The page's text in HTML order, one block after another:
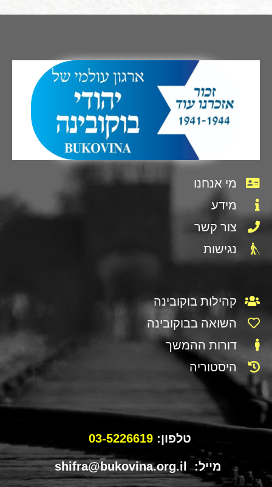
מי אנחנו
מידע
צור קשר
נגישות
קהילות בוקובינה
השואה בבוקובינה
דורות ההמשך
היסטוריה
טלפון:03-5226619
מייל: shifra@bukovina.org.il